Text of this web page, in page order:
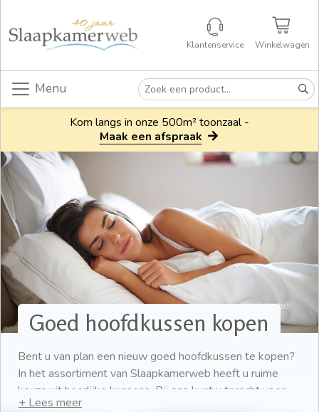
Klantenservice Winkelwagen
Menu
Kom langs in onze 500m² toonzaal -
Maak een afspraak
Goed hoofdkussen kopen
Bent u van plan een nieuw goed hoofdkussen te kopen?
In het assortiment van Slaapkamerweb heeft u ruime
keuze uit heerlijke kussens. Bij ons kunt u terecht voor
zowel zachte als stevige kussens en kunt u kiezen uit